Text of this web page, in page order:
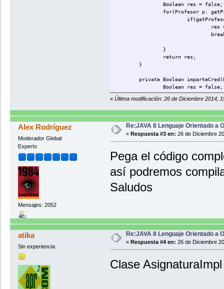
Boolean res = false;
for(Profesor p:
res
}
return res;
}
private Boolean
Boolean res = false;
for(int i = 0;
Integer pos
res = res ||
}
return res;
}
« Última modificación: 26 de Diciembre 2014,
Alex Rodríguez
Moderador Global
Experto
Mensajes: 2052
Re:JAVA 8 Lenguaje Orientado a
« Respuesta #3 en: 26 de Diciembre
Pega el código
así podremos
Saludos
atika
Sin experiencia
Re:JAVA 8 Lenguaje Orientado a
« Respuesta #4 en: 26 de Diciembre
Clase AsignaturaImpl